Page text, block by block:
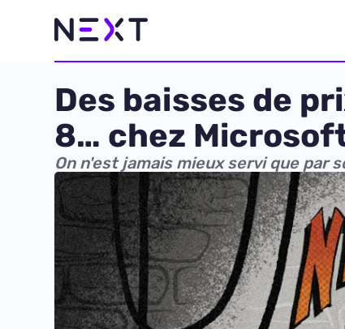
Des baisses de
8… chez
On n'est jamais mieux servi que par